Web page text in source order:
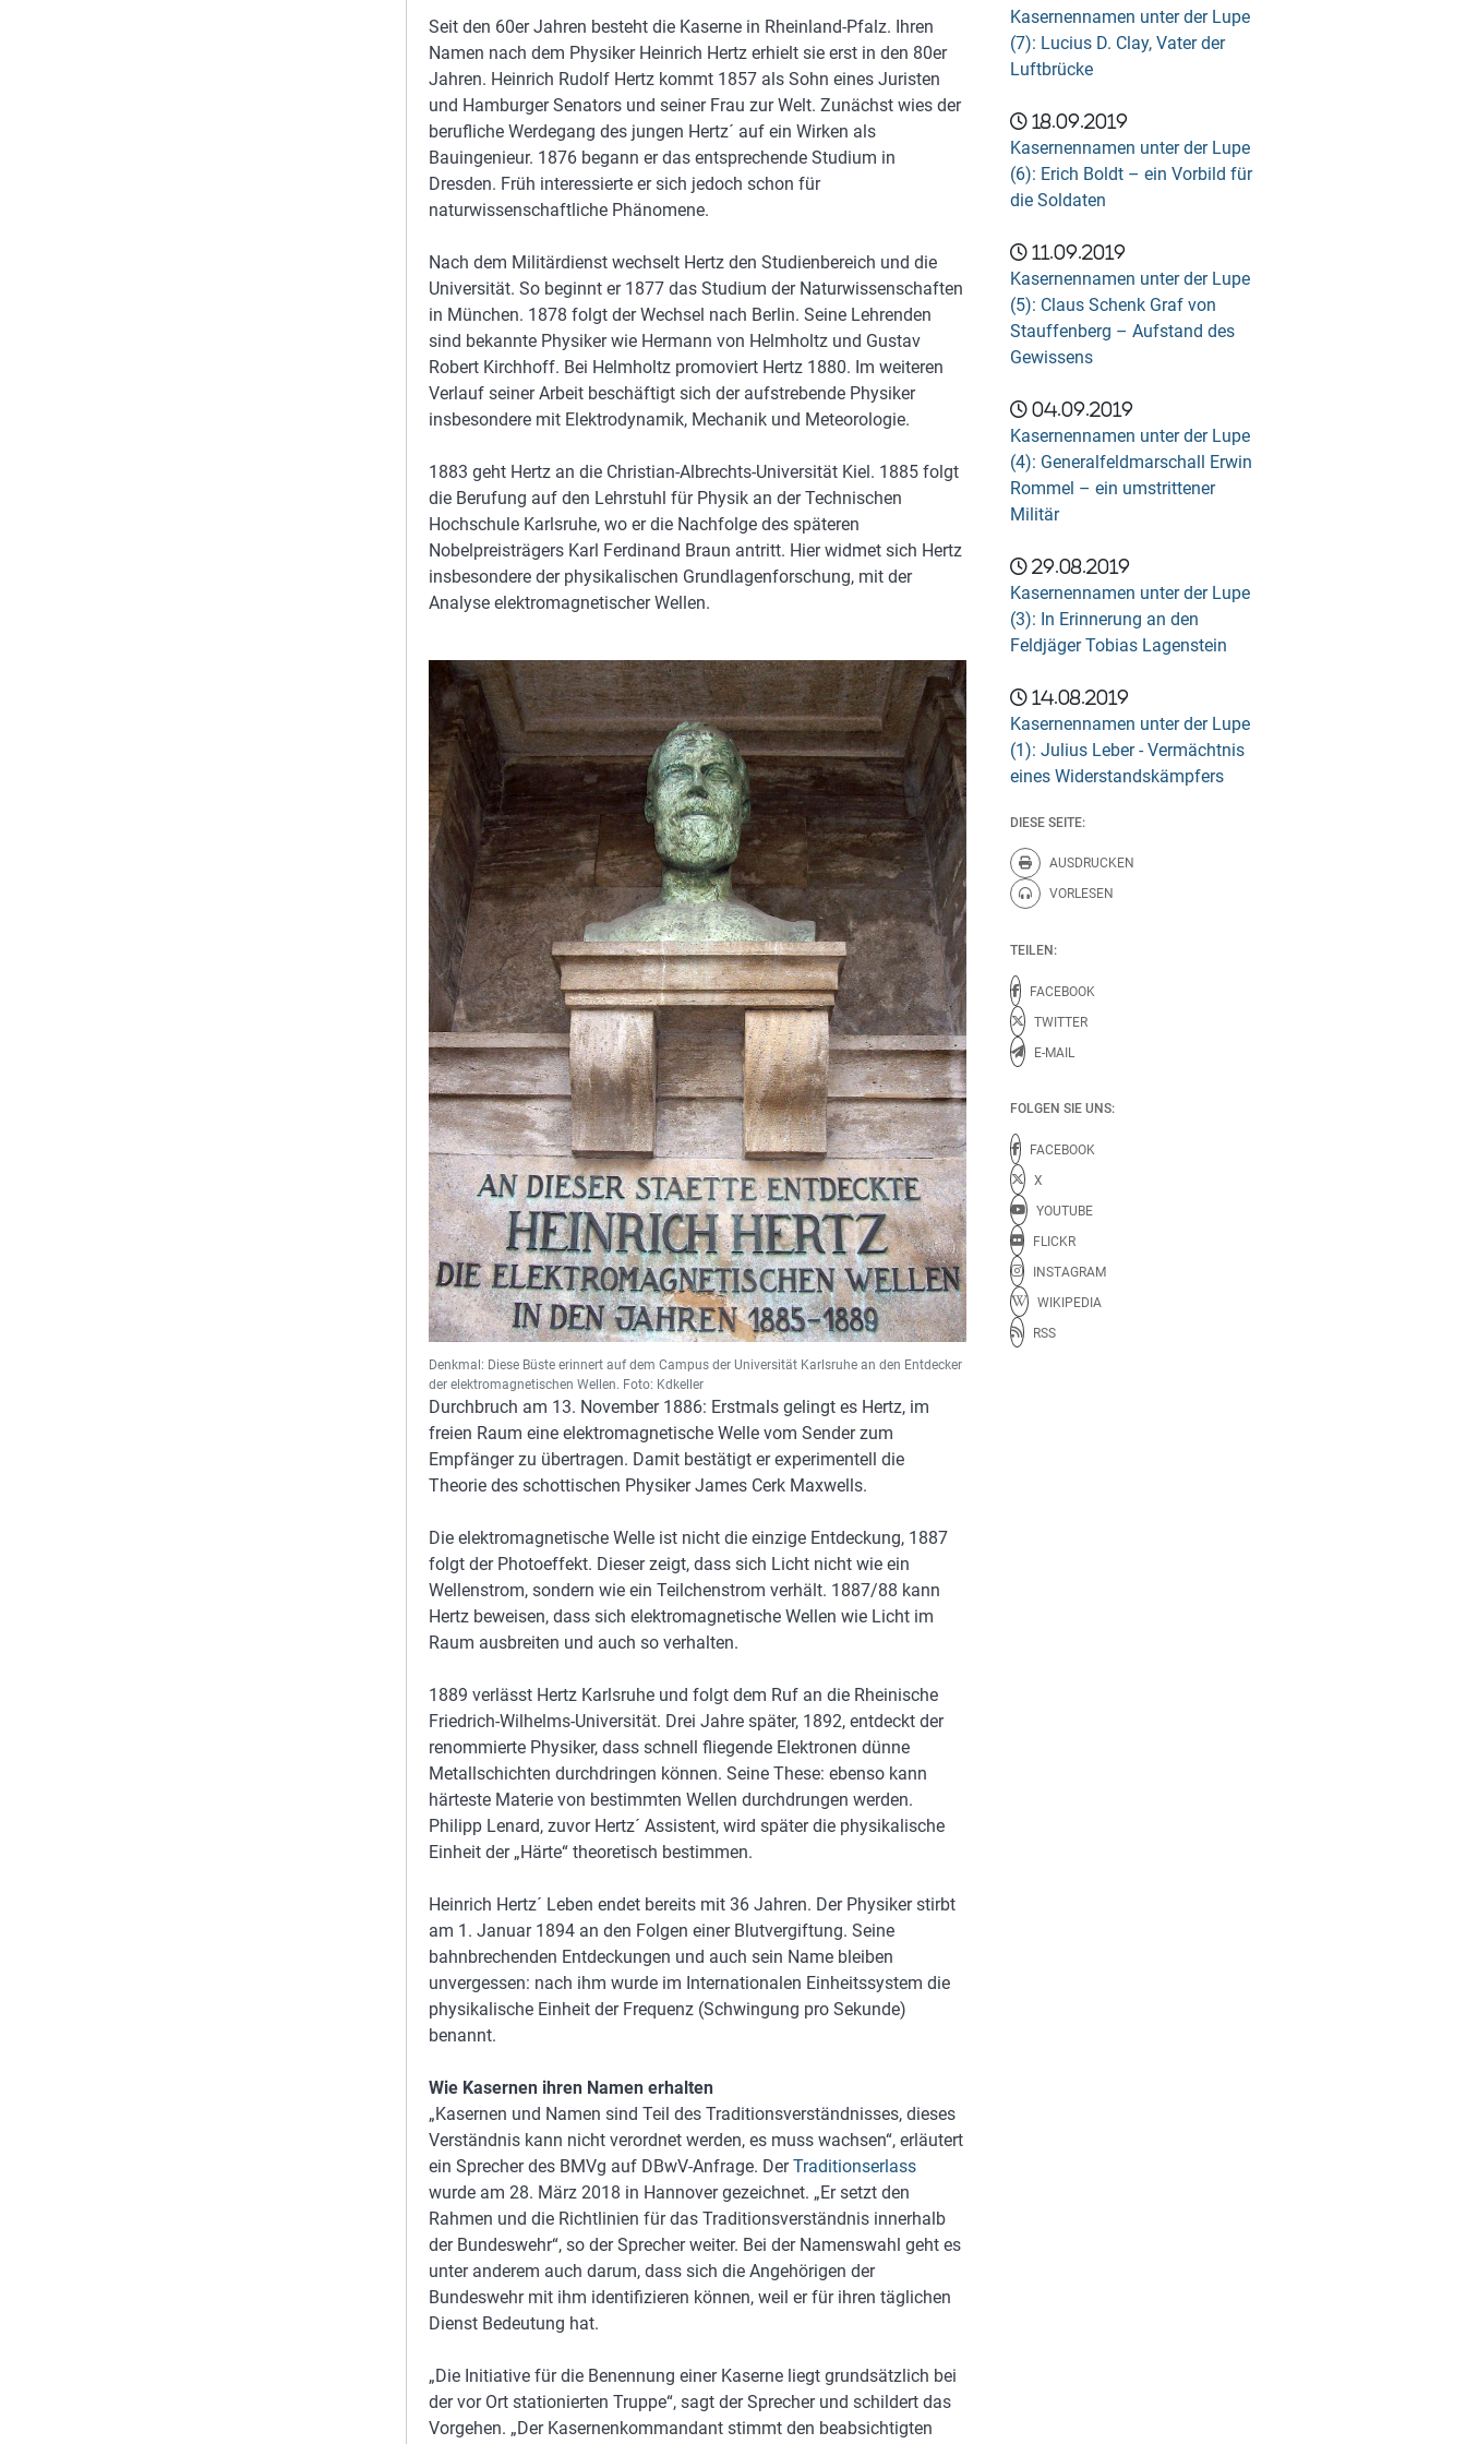
Seit den 60er Jahren besteht die Kaserne in Rheinland-Pfalz. Ihren
Namen nach dem Physiker Heinrich Hertz erhielt sie erst in den 80er
Jahren. Heinrich Rudolf Hertz kommt 1857 als Sohn eines Juristen
und Hamburger Senators und seiner Frau zur Welt. Zunächst wies der
berufliche Werdegang des jungen Hertz´ auf ein Wirken als
Bauingenieur. 1876 begann er das entsprechende Studium in
Dresden. Früh interessierte er sich jedoch schon für
naturwissenschaftliche Phänomene.
Nach dem Militärdienst wechselt Hertz den Studienbereich und die
Universität. So beginnt er 1877 das Studium der Naturwissenschaften
in München. 1878 folgt der Wechsel nach Berlin. Seine Lehrenden
sind bekannte Physiker wie Hermann von Helmholtz und Gustav
Robert Kirchhoff. Bei Helmholtz promoviert Hertz 1880. Im weiteren
Verlauf seiner Arbeit beschäftigt sich der aufstrebende Physiker
insbesondere mit Elektrodynamik, Mechanik und Meteorologie.
1883 geht Hertz an die Christian-Albrechts-Universität Kiel. 1885 folgt
die Berufung auf den Lehrstuhl für Physik an der Technischen
Hochschule Karlsruhe, wo er die Nachfolge des späteren
Nobelpreisträgers Karl Ferdinand Braun antritt. Hier widmet sich Hertz
insbesondere der physikalischen Grundlagenforschung, mit der
Analyse elektromagnetischer Wellen.
Denkmal: Diese Büste erinnert auf dem Campus der Universität Karlsruhe an den Entdecker
der elektromagnetischen Wellen. Foto: Kdkeller
Durchbruch am 13. November 1886: Erstmals gelingt es Hertz, im
freien Raum eine elektromagnetische Welle vom Sender zum
Empfänger zu übertragen. Damit bestätigt er experimentell die
Theorie des schottischen Physiker James Cerk Maxwells.
Die elektromagnetische Welle ist nicht die einzige Entdeckung, 1887
folgt der Photoeffekt. Dieser zeigt, dass sich Licht nicht wie ein
Wellenstrom, sondern wie ein Teilchenstrom verhält. 1887/88 kann
Hertz beweisen, dass sich elektromagnetische Wellen wie Licht im
Raum ausbreiten und auch so verhalten.
1889 verlässt Hertz Karlsruhe und folgt dem Ruf an die Rheinische
Friedrich-Wilhelms-Universität. Drei Jahre später, 1892, entdeckt der
renommierte Physiker, dass schnell fliegende Elektronen dünne
Metallschichten durchdringen können. Seine These: ebenso kann
härteste Materie von bestimmten Wellen durchdrungen werden.
Philipp Lenard, zuvor Hertz´ Assistent, wird später die physikalische
Einheit der „Härte“ theoretisch bestimmen.
Heinrich Hertz´ Leben endet bereits mit 36 Jahren. Der Physiker stirbt
am 1. Januar 1894 an den Folgen einer Blutvergiftung. Seine
bahnbrechenden Entdeckungen und auch sein Name bleiben
unvergessen: nach ihm wurde im Internationalen Einheitssystem die
physikalische Einheit der Frequenz (Schwingung pro Sekunde)
benannt.
Wie Kasernen ihren Namen erhalten
„Kasernen und Namen sind Teil des Traditionsverständnisses, dieses
Verständnis kann nicht verordnet werden, es muss wachsen“, erläutert
ein Sprecher des BMVg auf DBwV-Anfrage. DerTraditionserlass
wurde am 28. März 2018 in Hannover gezeichnet. „Er setzt den
Rahmen und die Richtlinien für das Traditionsverständnis innerhalb
der Bundeswehr“, so der Sprecher weiter. Bei der Namenswahl geht es
unter anderem auch darum, dass sich die Angehörigen der
Bundeswehr mit ihm identifizieren können, weil er für ihren täglichen
Dienst Bedeutung hat.
„Die Initiative für die Benennung einer Kaserne liegt grundsätzlich bei
der vor Ort stationierten Truppe“, sagt der Sprecher und schildert das
Vorgehen. „Der Kasernenkommandant stimmt den beabsichtigten
Kasernennamen unter der Lupe
(7): Lucius D. Clay, Vater der
Luftbrücke
18.09.2019
Kasernennamen unter der Lupe
(6): Erich Boldt – ein Vorbild für
die Soldaten
11.09.2019
Kasernennamen unter der Lupe
(5): Claus Schenk Graf von
Stauffenberg – Aufstand des
Gewissens
04.09.2019
Kasernennamen unter der Lupe
(4): Generalfeldmarschall Erwin
Rommel – ein umstrittener
Militär
29.08.2019
Kasernennamen unter der Lupe
(3): In Erinnerung an den
Feldjäger Tobias Lagenstein
14.08.2019
Kasernennamen unter der Lupe
(1): Julius Leber - Vermächtnis
eines Widerstandskämpfers
DIESE SEITE:
AUSDRUCKEN
Diese Seite drucken.
VORLESEN
Diese Seite vorlesen.
TEILEN:
FACEBOOK
TWITTER
E-MAIL
FOLGEN SIE UNS:
FACEBOOK
X
YOUTUBE
FLICKR
INSTAGRAM
WIKIPEDIA
RSS